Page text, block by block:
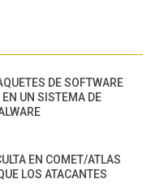
DE SOFTWARE
EN UN SISTEMA DE
EN COMET/ATLAS
LOS ATACANTES